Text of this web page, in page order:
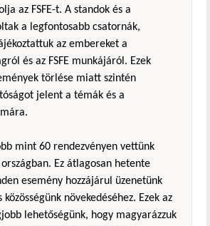
az FSFE-t. A standok és a
a legfontosabb csatornák,
az embereket a
és az FSFE munkájáról. Ezek
törlése miatt szintén
jelent a témák és a
mint 60 rendezvényen vettünk
Ez átlagosan hetente
esemény hozzájárul üzenetünk
növekedéséhez. Ezek az
lehetőségünk, hogy magyarázzuk